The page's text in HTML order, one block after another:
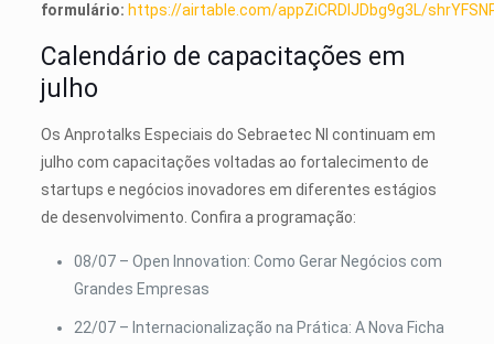
formulário: https://airtable.com/appZiCRDIJDbg9g3L/
Calendário de capacitações em
julho
Os Anprotalks Especiais do Sebraetec NI continuam em
julho com capacitações voltadas ao fortalecimento de
startups e negócios inovadores em diferentes estágios
de desenvolvimento. Confira a programação:
08/07 – Open Innovation: Como Gerar Negócios com
Grandes Empresas
22/07 – Internacionalização na Prática: A Nova Ficha